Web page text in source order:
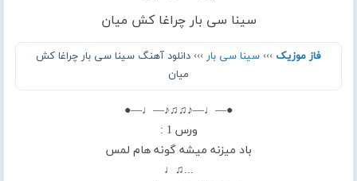
سینا سی بار چراغا کش میان
فاز موزیک ››› سینا سی بار ››› دانلود آهنگ سینا سی بار چراغا کش
میان
●—♩—♪♫♫♪—♩—●
ورس 1 :
باد میزنه میشه گونه هام لمس
...♫♩